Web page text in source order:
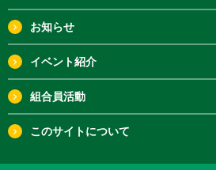
お知らせ
イベント紹介
組合員活動
このサイトについて